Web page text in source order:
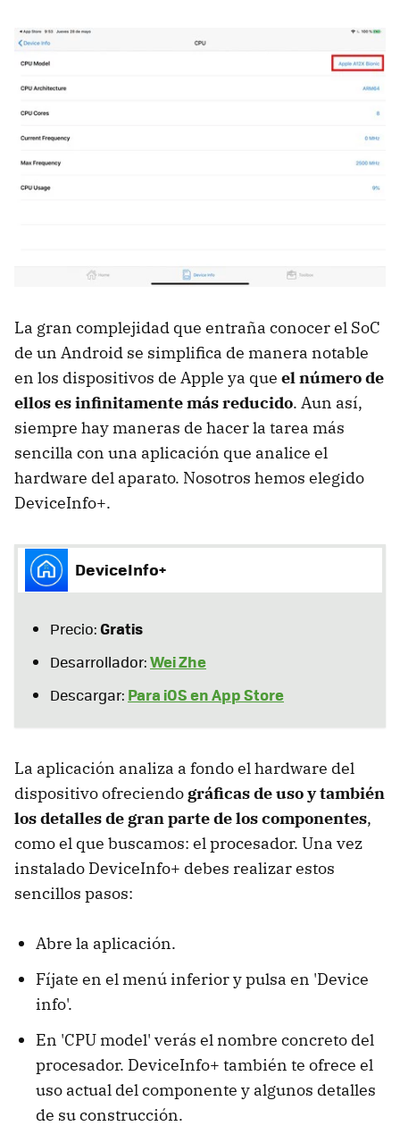
La gran complejidad que entraña conocer el SoC
de un Android se simplifica de manera notable
en los dispositivos de Apple ya que el número de
ellos es infinitamente más reducido. Aun así,
siempre hay maneras de hacer la tarea más
sencilla con una aplicación que analice el
hardware del aparato. Nosotros hemos elegido
DeviceInfo+.
DeviceInfo+
Precio:Gratis
Desarrollador:Wei Zhe
Descargar: Para iOS en App Store
La aplicación analiza a fondo el hardware del
dispositivo ofreciendo gráficas de uso y también
los detalles de gran parte de los componentes,
como el que buscamos: el procesador. Una vez
instalado DeviceInfo+ debes realizar estos
sencillos pasos:
Abre la aplicación.
Fíjate en el menú inferior y pulsa en 'Device
info'.
En 'CPU model' verás el nombre concreto del
procesador. DeviceInfo+ también te ofrece el
uso actual del componente y algunos detalles
de su construcción.